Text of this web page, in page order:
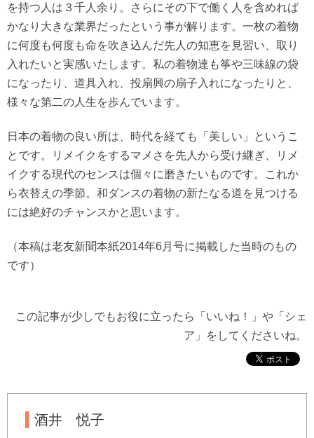
を持つ人は３千人余り。さらにその下で働く人を含めれば
かなり大きな業界だったという事が解ります。一枚の着物
に何度も何度も命を吹き込んだ先人の知恵を見習い、取り
入れたいと実感いたします。私の着物達も筝や三味線の袋
になったり、道具入れ、投扇興の扇子入れになったりと、
様々な第二の人生を歩んでいます。
日本の着物の良い所は、時代を経ても「美しい」というこ
とです。リメイクをするマメさを先人から受け継ぎ、リメ
イクする現代のセンスは個々に磨きたいものです。これか
ら衣替えの季節。和ダンスの着物の新たなる道を見つける
には絶好のチャンスかと思います。
（本稿は老友新聞本紙2014年6月号に掲載した当時のもの
です）
この記事が少しでもお役に立ったら「いいね！」や「シェ
ア」をしてくださいね。
酒井 悦子